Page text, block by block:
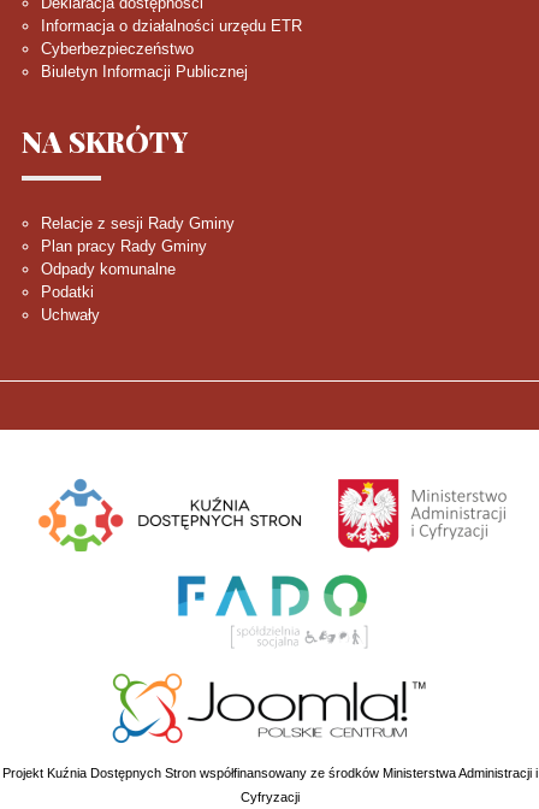
Informacja o działalności urzędu ETR
Cyberbezpieczeństwo
Biuletyn Informacji Publicznej
NA SKRÓTY
Relacje z sesji Rady Gminy
Plan pracy Rady Gminy
Odpady komunalne
Podatki
Uchwały
Projekt Kuźnia Dostępnych Stron współfinansowany ze środków Ministerstwa Administracji i
Cyfryzacji